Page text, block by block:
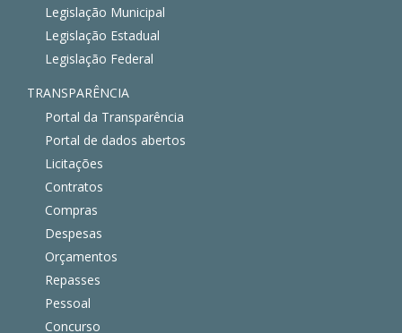
Legislação Municipal
Legislação Estadual
Legislação Federal
TRANSPARÊNCIA
Portal da Transparência
Portal de dados abertos
Licitações
Contratos
Compras
Despesas
Orçamentos
Repasses
Pessoal
Concurso